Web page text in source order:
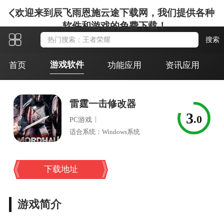
欢迎来到辰飞雨恩施云途下载网，我们提供各种
软件和游戏的免费下载！
首页 游戏软件 功能应用 资讯应用
雷霆一击修改器
PC游戏 |
适合系统：Windows系统
3.0
下载地址
游戏简介